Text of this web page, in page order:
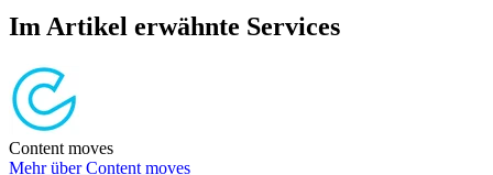
1
of
Im Artikel erwähnte Services
Content moves
Mehr über Content moves